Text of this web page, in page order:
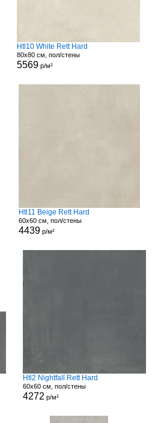
Htl10 White Rett Hard
80x80 см, пол/стены
5569 р/м²
Htl11 Beige Rett Hard
60x60 см, пол/стены
4439 р/м²
Htl2 Nightfall Rett Hard
60x60 см, пол/стены
4272 р/м²